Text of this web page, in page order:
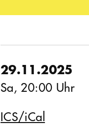
29.11.2025
Sa, 20:00 Uhr
ICS/iCal